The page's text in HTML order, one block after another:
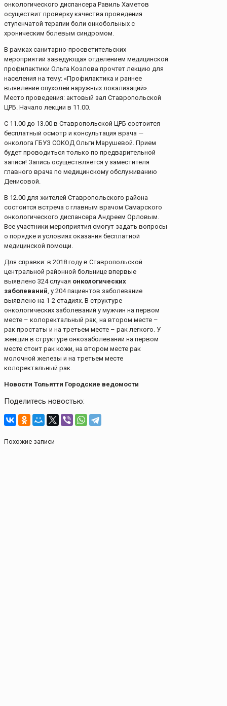
онкологического диспансера Равиль Хаметов
осуществит проверку качества проведения
ступенчатой терапии боли онкобольных с
хроническим болевым синдромом.
В рамках санитарно-просветительских
мероприятий заведующая отделением медицинской
профилактики Ольга Козлова прочтет лекцию для
населения на тему: «Профилактика и раннее
выявление опухолей наружных локализаций».
Место проведения: актовый зал Ставропольской
ЦРБ. Начало лекции в 11.00.
С 11.00 до 13.00 в Ставропольской ЦРБ состоится
бесплатный осмотр и консультация врача —
онколога ГБУЗ СОКОД Ольги Марушевой. Прием
будет проводиться только по предварительной
записи! Запись осуществляется у заместителя
главного врача по медицинскому обслуживанию
Денисовой.
В 12.00 для жителей Ставропольского района
состоится встреча с главным врачом Самарского
онкологического диспансера Андреем Орловым.
Все участники мероприятия смогут задать вопросы
о порядке и условиях оказания бесплатной
медицинской помощи.
Для справки: в 2018 году в Ставропольской
центральной районной больнице впервые
выявлено 324 случая онкологических
заболеваний, у 204 пациентов заболевание
выявлено на 1-2 стадиях. В структуре
онкологических заболеваний у мужчин на первом
месте – колоректальный рак, на втором месте –
рак простаты и на третьем месте – рак легкого. У
женщин в структуре онкозаболеваний на первом
месте стоит рак кожи, на втором месте рак
молочной железы и на третьем месте
колоректальный рак.
Новости Тольятти Городские ведомости
Поделитесь новостью:
Похожие записи